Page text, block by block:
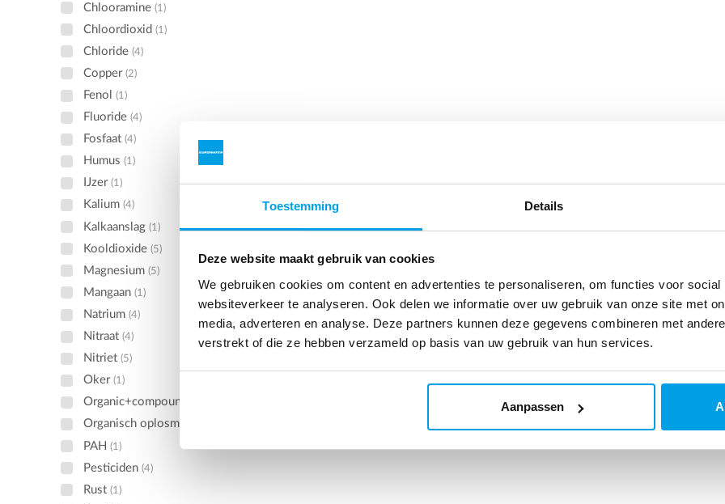
Toestemming Details
Deze website maakt gebruik van cookies
We gebruiken cookies om content en advertenties te personaliseren, om functies voor social
websiteverkeer te analyseren. Ook delen we informatie over uw gebruik van onze site met
media, adverteren en analyse. Deze partners kunnen deze gegevens combineren met
verstrekt of die ze hebben verzameld op basis van uw gebruik van hun services.
Aanpassen
Chlooramine(1)
Chloordioxid(1)
Chloride(4)
Copper(2)
Fenol(1)
Fluoride(4)
Fosfaat(4)
Humus(1)
IJzer(1)
Kalium(4)
Kalkaanslag(1)
Kooldioxide(5)
Magnesium(5)
Mangaan(1)
Natrium(4)
Nitraat(4)
Nitriet(5)
Oker(1)
Organic+compounds
Organisch oplosmidddel
PAH(1)
Pesticiden(4)
Rust(1)